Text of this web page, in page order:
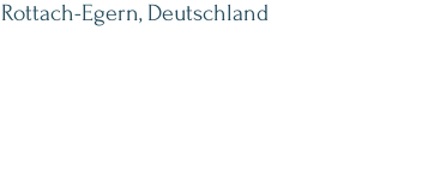
Egern, Deutschland